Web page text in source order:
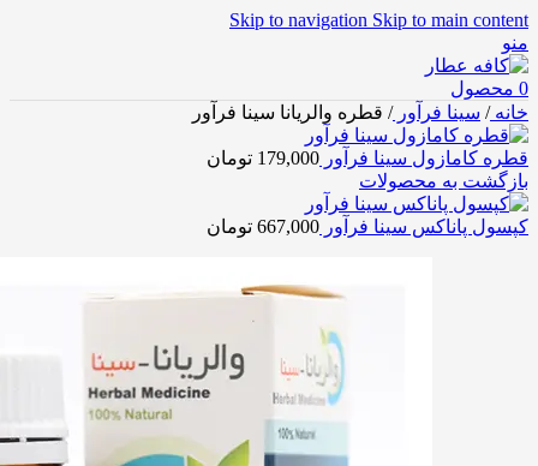
Skip to navigation Skip to main content
منو
0 محصول
خانه/ سینا فرآور/ قطره والریانا سینا فرآور
قطره کامازول سینا فرآور 179,000 تومان
بازگشت به محصولات
کپسول پاناکس سینا فرآور 667,000 تومان